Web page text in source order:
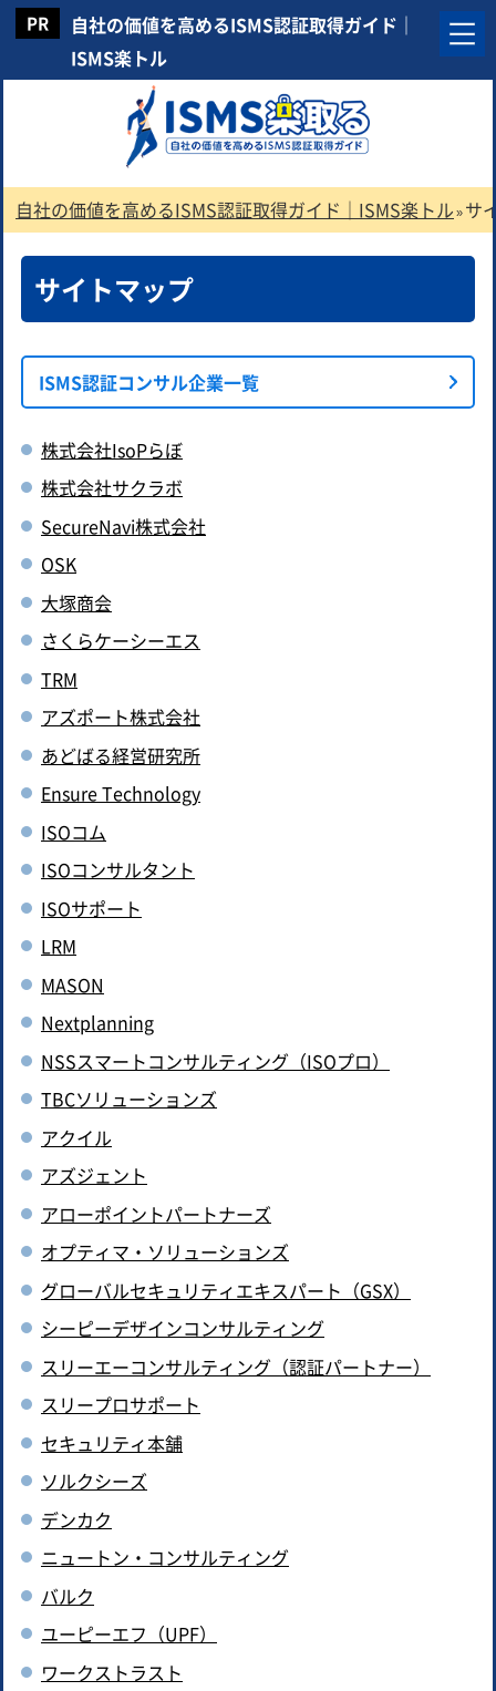
自社の価値を高めるISMS認証取得ガイド｜
ISMS楽トル
自社の価値を高めるISMS認証取得ガイド｜ISMS楽トル»サ
サイトマップ
ISMS認証コンサル企業一覧
株式会社IsoPらぼ
株式会社サクラボ
SecureNavi株式会社
OSK
大塚商会
さくらケーシーエス
TRM
アズポート株式会社
あどばる経営研究所
Ensure Technology
ISOコム
ISOコンサルタント
ISOサポート
LRM
MASON
Nextplanning
NSSスマートコンサルティング（ISOプロ）
TBCソリューションズ
アクイル
アズジェント
アローポイントパートナーズ
オプティマ・ソリューションズ
グローバルセキュリティエキスパート（GSX）
シーピーデザインコンサルティング
スリーエーコンサルティング（認証パートナー）
スリープロサポート
セキュリティ本舗
ソルクシーズ
デンカク
ニュートン・コンサルティング
バルク
ユーピーエフ（UPF）
ワークストラスト